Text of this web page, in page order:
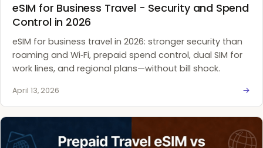
eSIM for Business Travel - Security and Spend
Control in 2026
eSIM for business travel in 2026: stronger security than
roaming and Wi‑Fi, prepaid spend control, dual SIM for
work lines, and regional plans—without bill shock.
April 13, 2026